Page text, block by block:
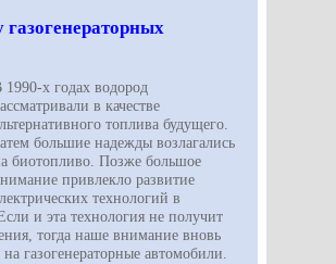
газогенераторных
1990-х годах водород
в качестве
топлива будущего.
большие надежды возлагались
биотопливо. Позже большое
привлекло развитие
технологий в
и эта технология не получит
тогда наше внимание вновь
газогенераторные автомобили.